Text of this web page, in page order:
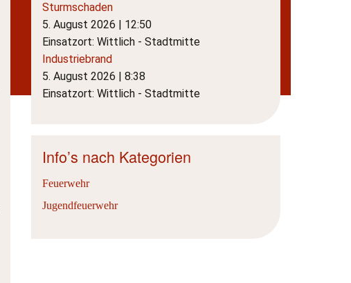
Sturmschaden
5. August 2026 | 12:50
Einsatzort: Wittlich - Stadtmitte
Industriebrand
5. August 2026 | 8:38
Einsatzort: Wittlich - Stadtmitte
Info’s nach Kategorien
Feuerwehr
Jugendfeuerwehr